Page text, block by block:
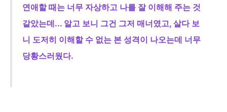
연애할 때는 너무 자상하고 나를 잘 이해해 주는 것
같았는데... 알고 보니 그건 그저 매너였고, 살다 보
니 도저히 이해할 수 없는 본 성격이 나오는데 너무
당황스러웠다.